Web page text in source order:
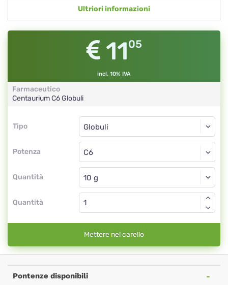
Ultriori informazioni
1105
incl. 10% IVA
Farmaceutico
CentauriumC6Globuli
Tipo
Tipo
Potenza
Globuli
C6
Quantità
Globuli
Quantità
Mettere nel carello
Pontenze disponibili